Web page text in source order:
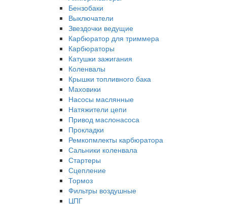
Бензобаки
Выключатели
Звездочки ведущие
Карбюратор для триммера
Карбюраторы
Катушки зажигания
Коленвалы
Крышки топливного бака
Маховики
Насосы маслянные
Натяжители цепи
Привод маслонасоса
Прокладки
Ремкопмлекты карбюратора
Сальники коленвала
Стартеры
Сцепление
Тормоз
Фильтры воздушные
ЦПГ